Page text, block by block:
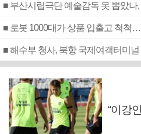
■ 부산시립극단 예술감독 못 뽑았나
■ 로봇 1000대가 상품 입출고 척척
■ 해수부 청사, 북항 국제여객터미
“이강